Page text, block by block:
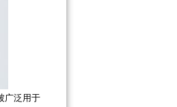
广泛用于